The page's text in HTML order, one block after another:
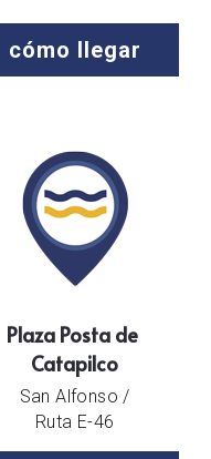
cómo llegar
Plaza Posta de
Catapilco
San Alfonso /
Ruta E-46